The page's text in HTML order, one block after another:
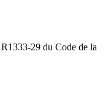
29 du Code de la